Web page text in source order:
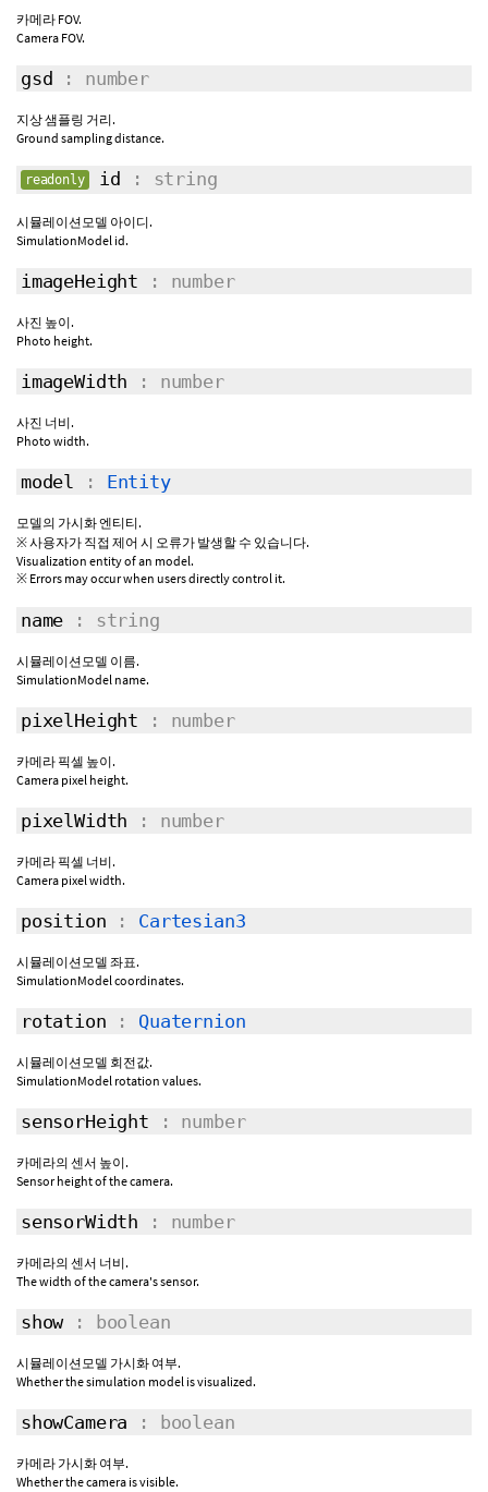
카메라 FOV.
Camera FOV.
gsd : number
지상 샘플링 거리.
Ground sampling distance.
readonly id : string
시뮬레이션모델 아이디.
SimulationModel id.
imageHeight : number
사진 높이.
Photo height.
imageWidth : number
사진 너비.
Photo width.
model : Entity
모델의 가시화 엔티티.
※ 사용자가 직접 제어 시 오류가 발생할 수 있습니다.
Visualization entity of an model.
※ Errors may occur when users directly control it.
name : string
시뮬레이션모델 이름.
SimulationModel name.
pixelHeight : number
카메라 픽셀 높이.
Camera pixel height.
pixelWidth : number
카메라 픽셀 너비.
Camera pixel width.
position : Cartesian3
시뮬레이션모델 좌표.
SimulationModel coordinates.
rotation : Quaternion
시뮬레이션모델 회전값.
SimulationModel rotation values.
sensorHeight : number
카메라의 센서 높이.
Sensor height of the camera.
sensorWidth : number
카메라의 센서 너비.
The width of the camera's sensor.
show: boolean
시뮬레이션모델 가시화 여부.
Whether the simulation model is visualized.
showCamera : boolean
카메라 가시화 여부.
Whether the camera is visible.